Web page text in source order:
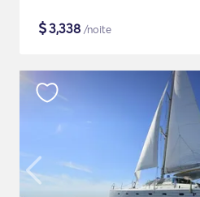
$3,338 /noite